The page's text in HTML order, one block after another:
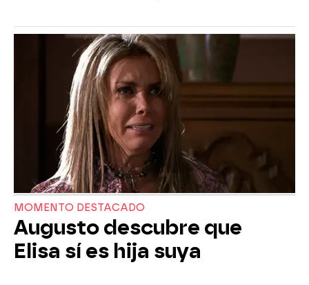
MOMENTO DESTACADO
Augusto descubre que
Elisa sí es hija suya